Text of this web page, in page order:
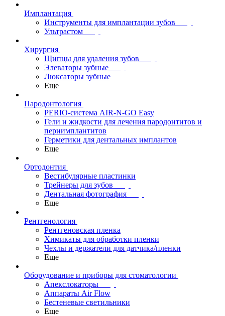
Имплантация
Инструменты для имплантации зубов
Ультрастом
Хирургия
Щипцы для удаления зубов
Элеваторы зубные
Люксаторы зубные
Еще
Пародонтология
PERIO-система AIR-N-GO Easy
Гели и жидкости для лечения пародонтитов и
периимплантитов
Герметики для дентальных имплантов
Еще
Ортодонтия
Вестибулярные пластинки
Трейнеры для зубов
Дентальная фотография
Еще
Рентгенология
Рентгеновская пленка
Химикаты для обработки пленки
Чехлы и держатели для датчика/пленки
Еще
Оборудование и приборы для стоматологии
Апекслокаторы
Аппараты Air Flow
Бестеневые светильники
Еще